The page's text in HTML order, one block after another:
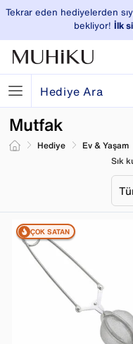
Tekrar eden hediyelerden
bekliyor! İlk
Hediye Ev & Yaşam
Mutfak
Sık
ÇOK SATAN